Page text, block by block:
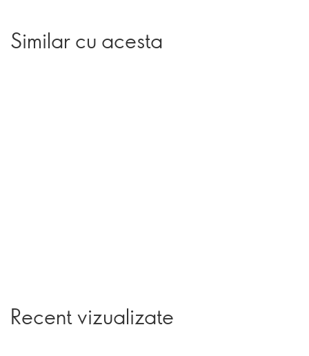
Similar cu acesta
Recent vizualizate